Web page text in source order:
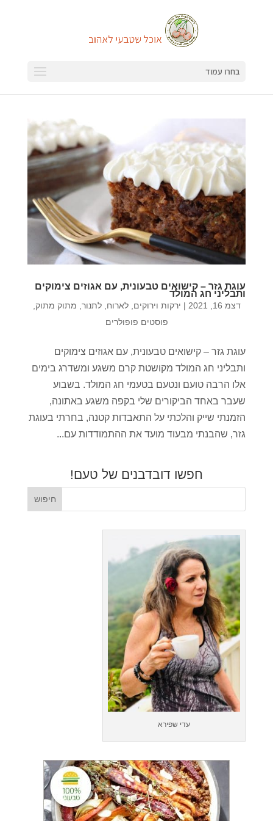
בחרו עמוד
עוגת גזר – קישואים טבעונית, עם אגוזים צימוקים
ותבליני חג המולד
דצמ 16, 2021 | ירקות וירוקים ,לארוח ,לתנור מתוק מתוק
פוסטים פופולרים
עוגת גזר – קישואים טבעונית, עם אגוזים צימוקים
ותבליני חג המולד מקושטת קרם משגע ומשדרג בימים
אלו הרבה טועם ונטעם בטעמי חג המולד. בשבוע
שעבר באחד הביקורים שלי בקפה משגע באתונה,
הזמנתי שייק והלכתי על התאבדות קטנה, בחרתי בעוגת
גזר, שהבנתי מבעוד מועד את ההתמודדות עם...
חפשו דובדבנים של טעם!
עדי שפירא